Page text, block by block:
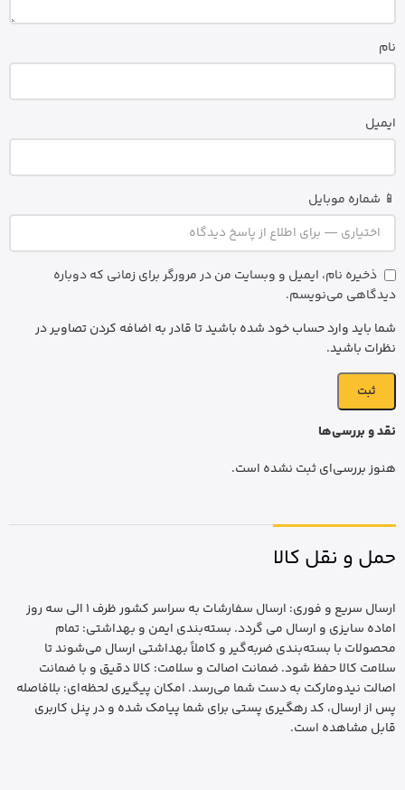
نقد و بررسی‌ها
هنوز بررسی‌ای ثبت نشده است.
نام
ایمیل
📱 شماره موبایل
ذخیره نام، ایمیل و وبسایت من در مرورگر برای زمانی که دوباره
دیدگاهی می‌نویسم.
شما باید وارد حساب خود شده باشید تا قادر به اضافه کردن تصاویر در
نظرات باشید.
حمل و نقل کالا
ارسال سریع و فوری: ارسال سفارشات به سراسر کشور ظرف 1 الی سه روز
اماده سایزی و ارسال می گردد. بسته‌بندی ایمن و بهداشتی: تمام
محصولات با بسته‌بندی ضربه‌گیر و کاملاً بهداشتی ارسال می‌شوند تا
سلامت کالا حفظ شود. ضمانت اصالت و سلامت: کالا دقیق و با ضمانت
اصالت نیدومارکت به دست شما می‌رسد. امکان پیگیری لحظه‌ای: بلافاصله
پس از ارسال، کد رهگیری پستی برای شما پیامک شده و در پنل کاربری
قابل مشاهده است.